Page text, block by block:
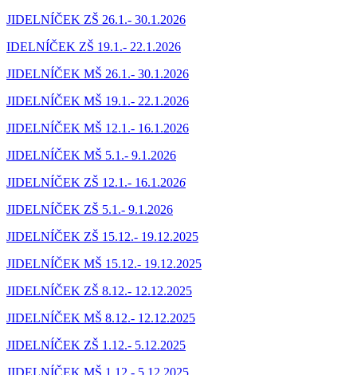
JIDELNÍČEK ZŠ 26.1.- 30.1.2026
IDELNÍČEK ZŠ 19.1.- 22.1.2026
JIDELNÍČEK MŠ 26.1.- 30.1.2026
JIDELNÍČEK MŠ 19.1.- 22.1.2026
JIDELNÍČEK MŠ 12.1.- 16.1.2026
JIDELNÍČEK MŠ 5.1.- 9.1.2026
JIDELNÍČEK ZŠ 12.1.- 16.1.2026
JIDELNÍČEK ZŠ 5.1.- 9.1.2026
JIDELNÍČEK ZŠ 15.12.- 19.12.2025
JIDELNÍČEK MŠ 15.12.- 19.12.2025
JIDELNÍČEK ZŠ 8.12.- 12.12.2025
JIDELNÍČEK MŠ 8.12.- 12.12.2025
JIDELNÍČEK ZŠ 1.12.- 5.12.2025
JIDELNÍČEK MŠ 1.12.- 5.12.2025